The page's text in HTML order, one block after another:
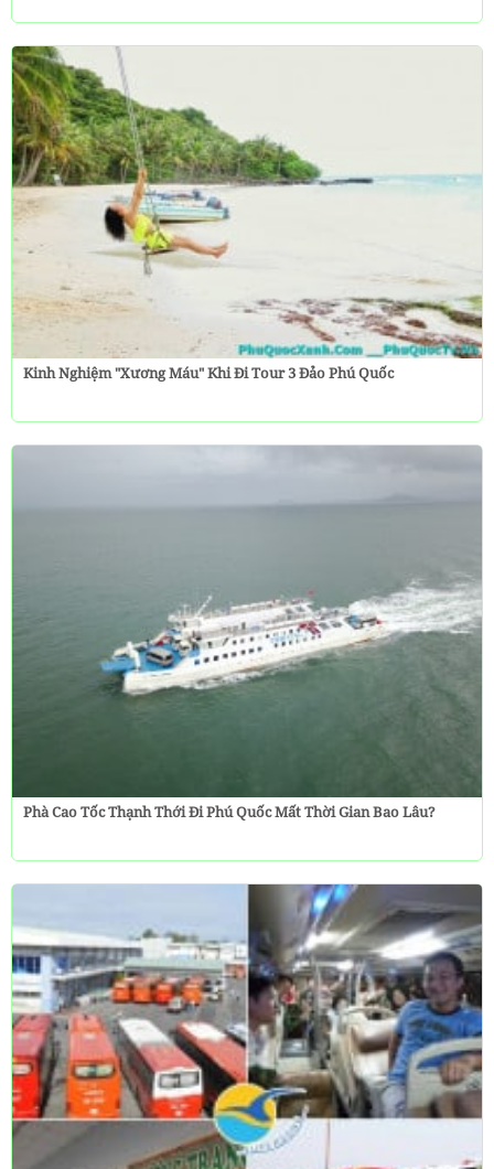
Kinh Nghiệm "Xương Máu" Khi Đi Tour 3 Đảo Phú Quốc
Phà Cao Tốc Thạnh Thới Đi Phú Quốc Mất Thời Gian Bao Lâu?